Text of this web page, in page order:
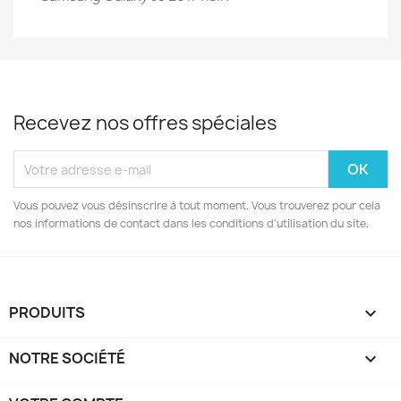
Recevez nos offres spéciales
Vous pouvez vous désinscrire à tout moment. Vous trouverez pour cela
nos informations de contact dans les conditions d'utilisation du site.
PRODUITS 
NOTRE SOCIÉTÉ 